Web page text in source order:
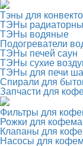
Тэны для
ТЭНы
ТЭНы водяные
Подогреватели
ТЭНы печей саун
ТЭНы сухие
ТЭНы для печи
Спирали для
Запчасти для
Фильтры для
Рожки для
Клапаны для
Насосы для